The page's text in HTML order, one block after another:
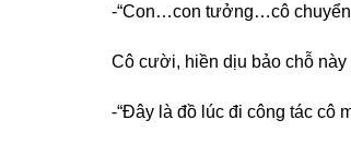
-“Con…con tưởng…cô chuyển
Cô cười, hiền dịu bảo chỗ
-“Đây là đồ lúc đi công tác cô